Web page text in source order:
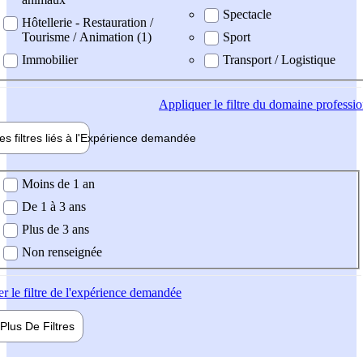
Hôtellerie - Restauration /
Tourisme / Animation (1)
Immobilier
Spectacle
Sport
Transport / Logistique
Appliquerle filtre du domaine
filtres liés à l'Expérience demandée
demandée
Moins de 1 an
De 1 à 3 ans
Plus de 3 ans
Non renseignée
le filtre de l'expérience demandée
Plus De Filtres